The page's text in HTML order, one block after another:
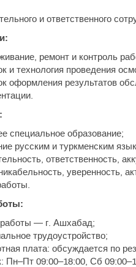
и ответственного
ремонт и контроль
и технология проведения
оформления результатов
специальное образование;
русским и туркменским
ответственность,
уверенность,
— г. Ашхабад;
трудоустройство;
плата: обсуждается по
Пн–Пт 09:00–18:00, Сб